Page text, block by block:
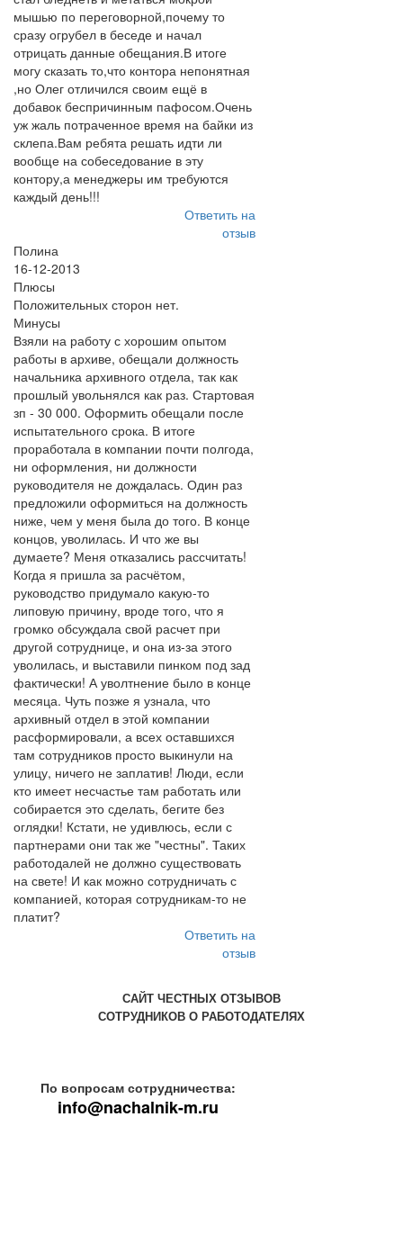
мышью по переговорной,почему то
сразу огрубел в беседе и начал
отрицать данные обещания.В итоге
могу сказать то,что контора непонятная
,но Олег отличился своим ещё в
добавок беспричинным пафосом.Очень
уж жаль потраченное время на байки из
склепа.Вам ребята решать идти ли
вообще на собеседование в эту
контору,а менеджеры им требуются
каждый день!!!
Ответить на
отзыв
Полина
16-12-2013
Плюсы
Положительных сторон нет.
Минусы
Взяли на работу с хорошим опытом
работы в архиве, обещали должность
начальника архивного отдела, так как
прошлый увольнялся как раз. Стартовая
зп - 30 000. Оформить обещали после
испытательного срока. В итоге
проработала в компании почти полгода,
ни оформления, ни должности
руководителя не дождалась. Один раз
предложили оформиться на должность
ниже, чем у меня была до того. В конце
концов, уволилась. И что же вы
думаете? Меня отказались рассчитать!
Когда я пришла за расчётом,
руководство придумало какую-то
липовую причину, вроде того, что я
громко обсуждала свой расчет при
другой сотруднице, и она из-за этого
уволилась, и выставили пинком под зад
фактически! А уволтнение было в конце
месяца. Чуть позже я узнала, что
архивный отдел в этой компании
расформировали, а всех оставшихся
там сотрудников просто выкинули на
улицу, ничего не заплатив! Люди, если
кто имеет несчастье там работать или
собирается это сделать, бегите без
оглядки! Кстати, не удивлюсь, если с
партнерами они так же "честны". Таких
работодалей не должно существовать
на свете! И как можно сотрудничать с
компанией, которая сотрудникам-то не
платит?
Ответить на
отзыв
САЙТ ЧЕСТНЫХ ОТЗЫВОВ
СОТРУДНИКОВ О РАБОТОДАТЕЛЯХ
По вопросам сотрудничества:
info@nachalnik-m.ru